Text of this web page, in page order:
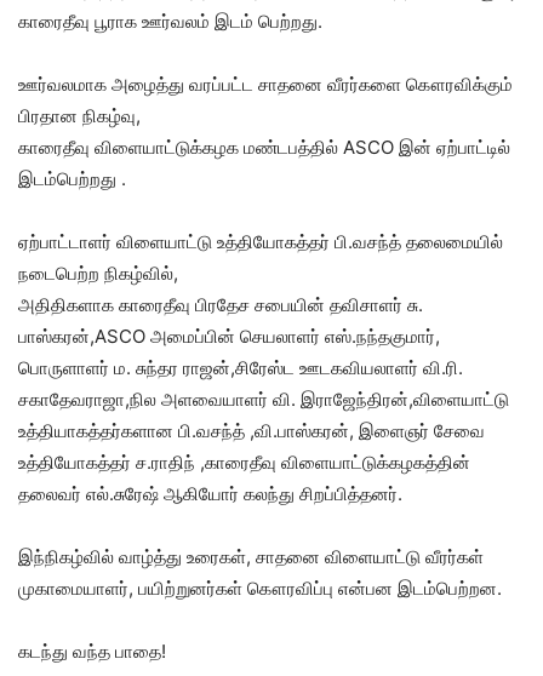
காரைதீவு பூராக ஊர்வலம் இடம் பெற்றது.
ஊர்வலமாக அழைத்து வரப்பட்ட சாதனை வீரர்களை கௌரவிக்கும்
பிரதான நிகழ்வு,
காரைதீவு விளையாட்டுக்கழக மண்டபத்தில் ASCO இன் ஏற்பாட்டில்
இடம்பெற்றது .
ஏற்பாட்டாளர் விளையாட்டு உத்தியோகத்தர் பி.வசந்த் தலைமையில்
நடைபெற்ற நிகழ்வில்,
அதிதிகளாக காரைதீவு பிரதேச சபையின் தவிசாளர் சு.
பாஸ்கரன்,ASCO அமைப்பின் செயலாளர் எஸ்.நந்தகுமார்,
பொருளாளர் ம. சுந்தர ராஜன்,சிரேஸ்ட ஊடகவியலாளர் வி.ரி.
சகாதேவராஜா,நில அளவையாளர் வி. இராஜேந்திரன்,விளையாட்டு
உத்தியாகத்தர்களான பி.வசந்த் ,வி.பாஸ்கரன், இளைஞர் சேவை
உத்தியோகத்தர் ச.ராதிந் ,காரைதீவு விளையாட்டுக்கழகத்தின்
தலைவர் எல்.சுரேஷ் ஆகியோர் கலந்து சிறப்பித்தனர்.
இந்நிகழ்வில் வாழ்த்து உரைகள், சாதனை விளையாட்டு வீரர்கள்
முகாமையாளர், பயிற்றுனர்கள் கௌரவிப்பு என்பன இடம்பெற்றன.
கடந்து வந்த பாதை!